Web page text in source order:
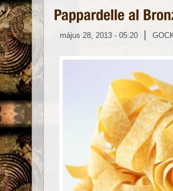
május 28, 2013 - 05:20 |